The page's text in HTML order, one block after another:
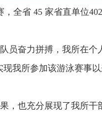
全省 45 家省直单位
奋力拼搏，我所在个
我所参加该游泳赛事以
也充分展现了我所干